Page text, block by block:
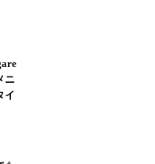
ニ
イ